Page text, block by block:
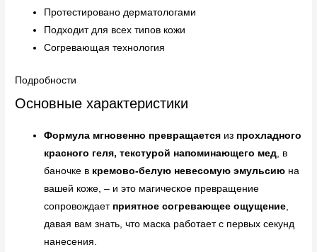
Протестировано дерматологами
Подходит для всех типов кожи
Согревающая технология
Подробности
Основные характеристики
Формула мгновенно превращается из прохладного
красного геля, текстурой напоминающего мед , в
баночке в кремово-белую невесомую эмульсию на
вашей коже, – и это магическое превращение
сопровождает приятное согревающее ощущение
давая вам знать, что маска работает с первых секунд
нанесения.